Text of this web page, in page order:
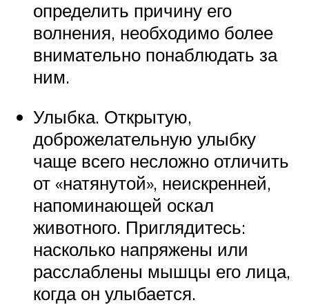
определить причину его
волнения, необходимо более
внимательно понаблюдать за
ним.
Улыбка. Открытую,
доброжелательную улыбку
чаще всего несложно отличить
от «натянутой», неискренней,
напоминающей оскал
животного. Приглядитесь:
насколько напряжены или
расслаблены мышцы его лица,
когда он улыбается.